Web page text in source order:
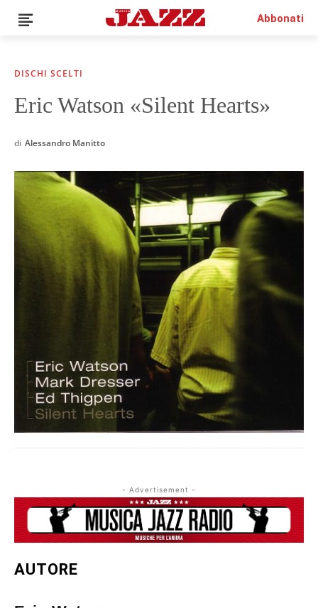
News
Recensioni
Top Jazz
Radio
Negozio
Area riservata
Italiano
Abbonati
DISCHI SCELTI
Eric Watson «Silent Hearts»
di Alessandro Manitto
- Advertisement -
AUTORE